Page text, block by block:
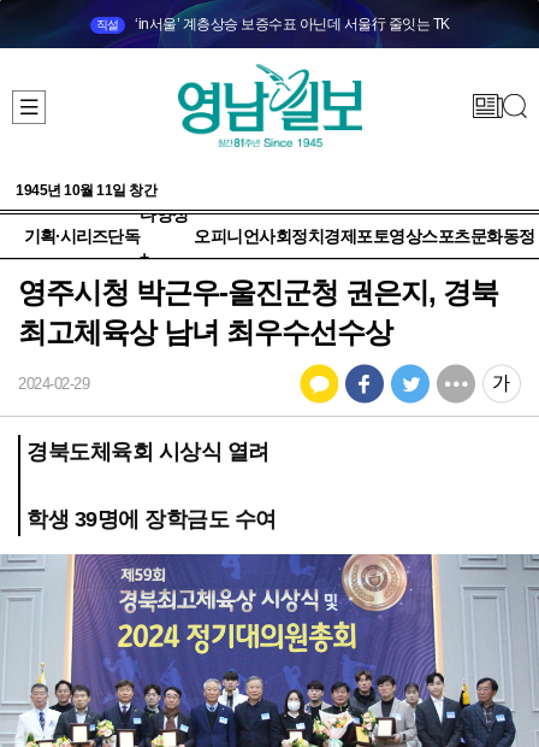
직설 ‘in서울’ 계층상승 보증수표 아닌데 서울行 줄잇는 TK
1945년 10월 11일 창간
기획·시리즈단독
다양성
+
오피니언사회정치 경제 포토영상스포츠문화동정
영주시청 박근우-울진군청 권은지, 경북
최고체육상 남녀 최우수선수상
2024-02-29
경북도체육회 시상식 열려
학생 39명에 장학금도 수여